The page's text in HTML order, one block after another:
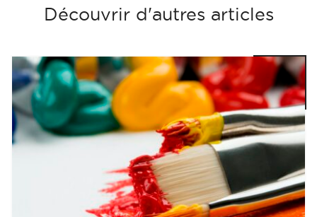
Découvrir d'autres articles